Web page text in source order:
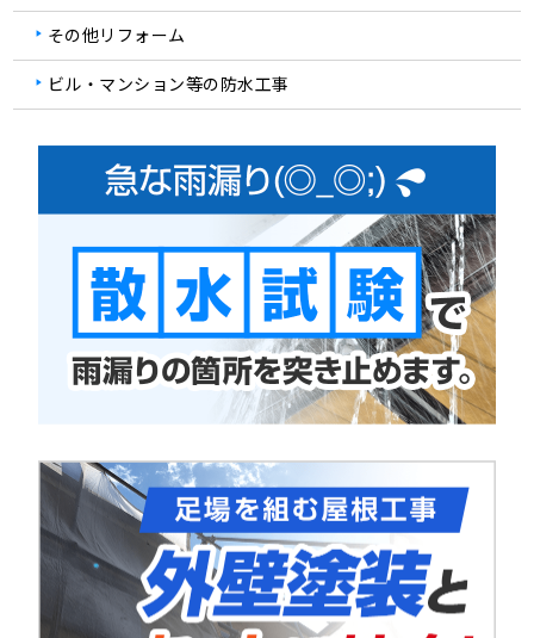
その他リフォーム
ビル・マンション等の防水工事